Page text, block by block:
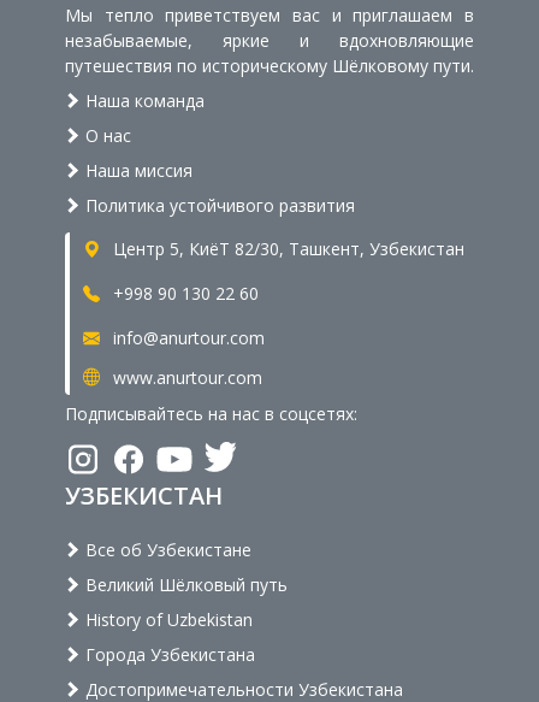
Мы тепло приветствуем вас и приглашаем в
незабываемые, яркие и вдохновляющие
путешествия по историческому Шёлковому пути.
Наша команда
О нас
Наша миссия
Политика устойчивого развития
Центр 5, КиёТ 82/30, Ташкент, Узбекистан
+998 90 130 22 60
info@anurtour.com
www.anurtour.com
Подписывайтесь на нас в соцсетях:
УЗБЕКИСТАН
Все об Узбекистане
Великий Шёлковый путь
History of Uzbekistan
Города Узбекистана
Достопримечательности Узбекистана